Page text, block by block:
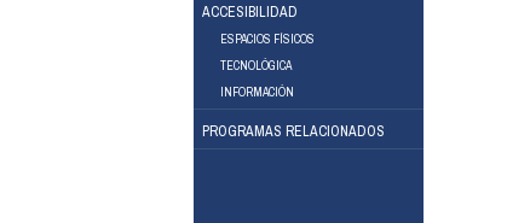
ACCESIBILIDAD
ESPACIOS FÍSICOS
TECNOLÓGICA
INFORMACIÓN
PROGRAMAS RELACIONADOS